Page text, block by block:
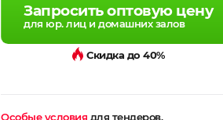
Запросить оптовую цену
для юр. лиц и домашних залов
Скидка до 40%
Особые условия для тендеров,